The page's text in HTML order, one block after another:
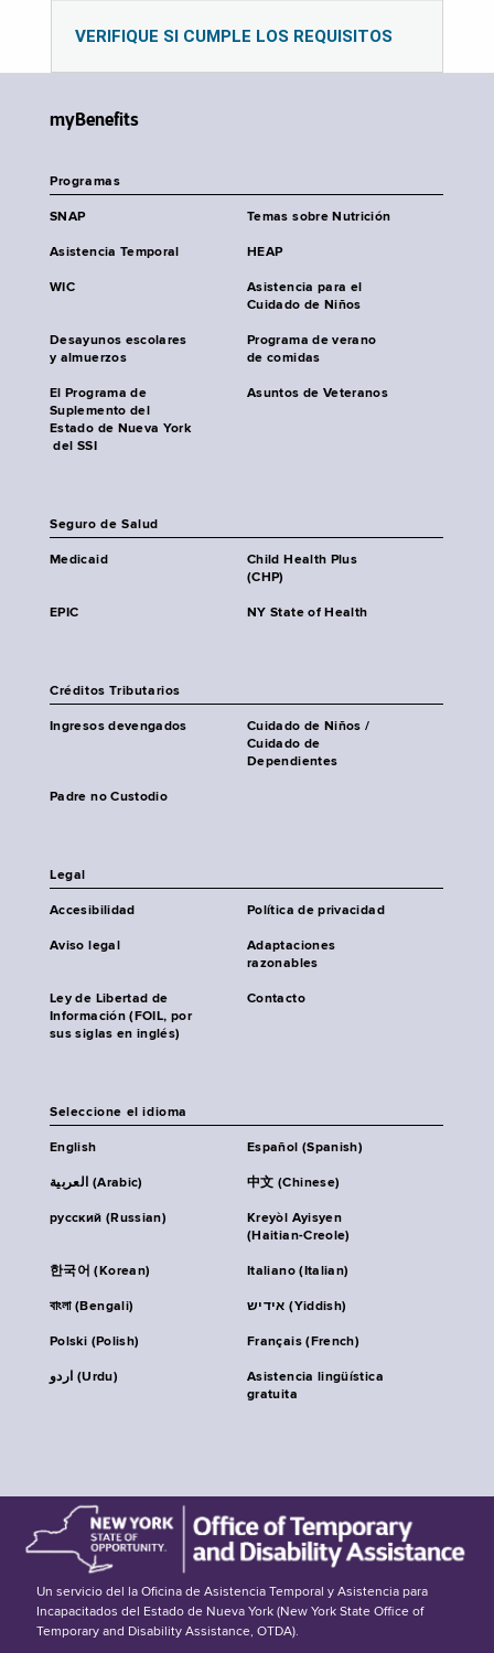
VERIFIQUE SI CUMPLE LOS REQUISITOS
myBenefits
Programas
SNAP Temas sobre Nutrición
Asistencia Temporal HEAP
WIC
Asistencia para el
Cuidado de Niños
Desayunos escolares
y almuerzos
Programa de verano
de comidas
El Programa de
Suplemento del
Estado de Nueva York
del SSI
Asuntos de Veteranos
Seguro de Salud
Medicaid
Child Health Plus
(CHP)
EPIC NY State of Health
Créditos Tributarios
Ingresos devengados
Cuidado de Niños /
Cuidado de
Dependientes
Padre no Custodio
Legal
Accesibilidad Política de privacidad
Aviso legal
Adaptaciones
razonables
Ley de Libertad de
Información (FOIL, por
sus siglas en inglés)
Contacto
Seleccione el idioma
English Español (Spanish)
العربية (Arabic) 中文 (Chinese)
русский (Russian)
Kreyòl Ayisyen
(Haitian-Creole)
한국어 (Korean) Italiano (Italian)
বাংলা (Bengali) אידיש (Yiddish)
Polski (Polish) Français (French)
اردو (Urdu)
Asistencia lingüística
gratuita
Un servicio del la Oficina de Asistencia Temporal y Asistencia para
Incapacitados del Estado de Nueva York (New York State Office of
Temporary and Disability Assistance, OTDA).